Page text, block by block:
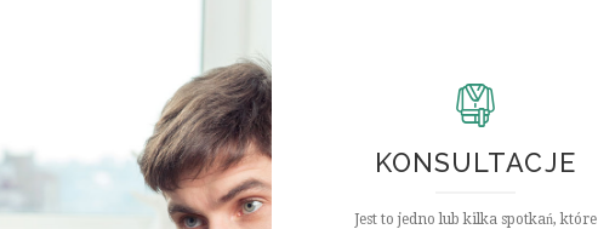
KONSULTACJE
Jest to jedno lub kilka spotkań, które